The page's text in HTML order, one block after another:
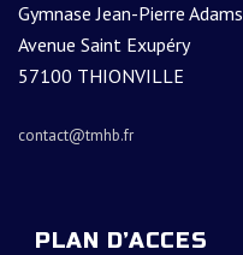
Gymnase Jean-Pierre Adams
Avenue Saint Exupéry
57100 THIONVILLE
contact@tmhb.fr
PLAN D’ACCES